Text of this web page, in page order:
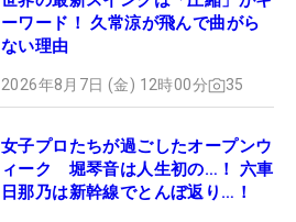
ーワード！ 久常涼が飛んで曲がら
ない理由
2026年8月7日 (金) 12時00分 35
女子プロたちが過ごしたオープンウ
ィーク 堀琴音は人生初の…！ 六車
日那乃は新幹線でとんぼ返り…！